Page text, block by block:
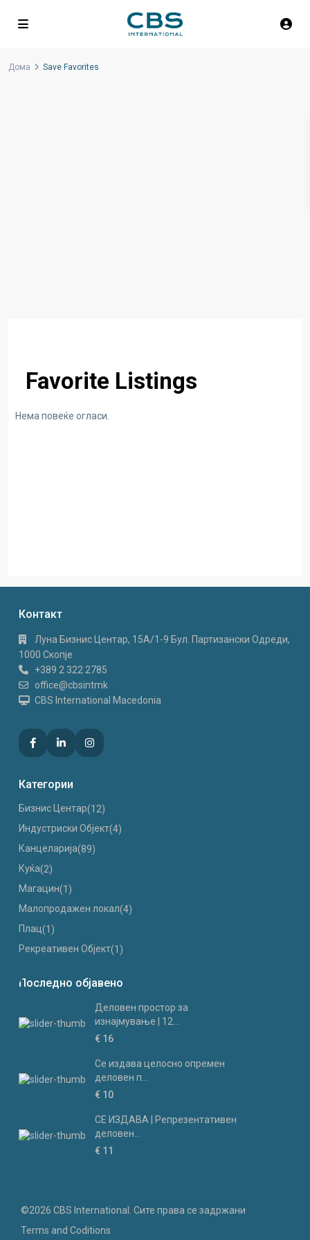
Дома Save Favorites
Favorite Listings
Нема повеќе огласи.
Контакт
Луна Бизнис Центар, 15A/1-9 Бул. Партизански Одреди,
1000 Скопје
+389 2 322 2785
office@cbsintmk
CBS International Macedonia
Категории
Бизнис Центар(12)
Индустриски Oбјект(4)
Канцеларија(89)
Куќа(2)
Магацин(1)
Малопродажен локал(4)
Плац(1)
Рекреативен Објект(1)
Последно објавено
Деловен простор за
изнајмување | 12...
€ 16
Се издава целосно опремен
деловен п...
€ 10
СЕ ИЗДАВА | Репрезентативен
деловен...
€ 11
©2026 CBS International. Сите права се задржани
Terms and Coditions